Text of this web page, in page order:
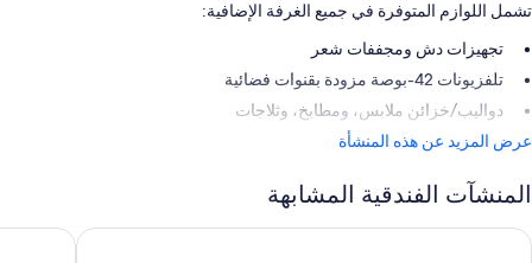
تشمل اللوازم المتوفرة في جميع الغرفة الإضافية:
تجهيزات دش ومجففات شعر
تلفزيونات 42-بوصة مزودة بقنوات فضائية
دواليب/خزائن ملابس، ومطابخ، وثلاجات
عرض المزيد عن هذه المنشأة
المنشآت الفندقية المشابهة
بينالما هوتل كوستا ديل سول رويال